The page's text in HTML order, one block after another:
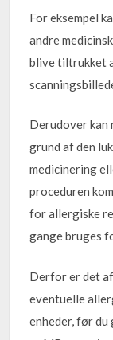
For eksempel
andre
blive tiltrukket
Derudover
grund af den
medicinering
proceduren
for allergiske
gange bruges
Derfor er det
eventuelle
enheder, før du